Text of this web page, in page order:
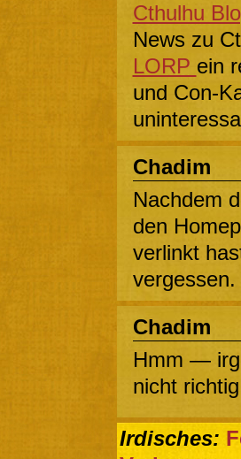
Cthulhu
News zu
LORP ein
und Con-
Chadim
Nachdem
den
verlinkt
vergessen.
Chadim
Hmm —
nicht
Irdisches: